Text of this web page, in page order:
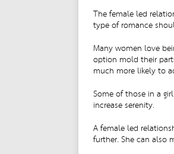
The female led
type of romance
Many women love
option mold their
much more likely to
Some of those in a
increase serenity.
A female led
further. She can also